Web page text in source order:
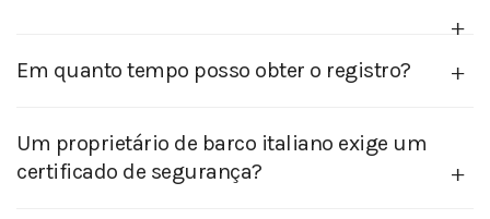
Em quanto tempo posso obter o registro?
Um proprietário de barco italiano exige um
certificado de segurança?